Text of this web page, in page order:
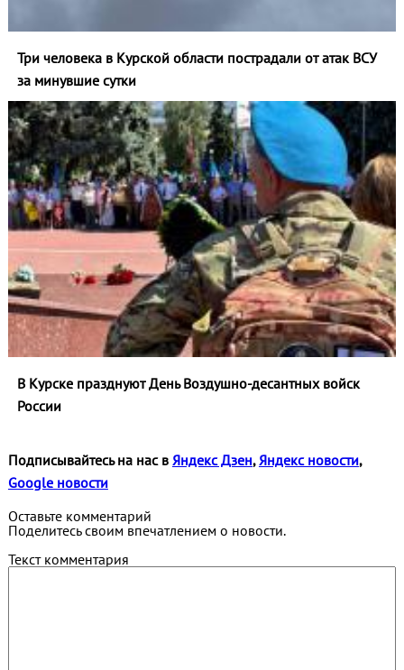
Три человека в Курской области пострадали от атак ВСУ
за минувшие сутки
В Курске празднуют День Воздушно-десантных войск
России
Подписывайтесь на нас в Яндекс Дзен,Яндекс новости,
Google новости
Оставьте комментарий
Поделитесь своим впечатлением о новости.
Текст комментария